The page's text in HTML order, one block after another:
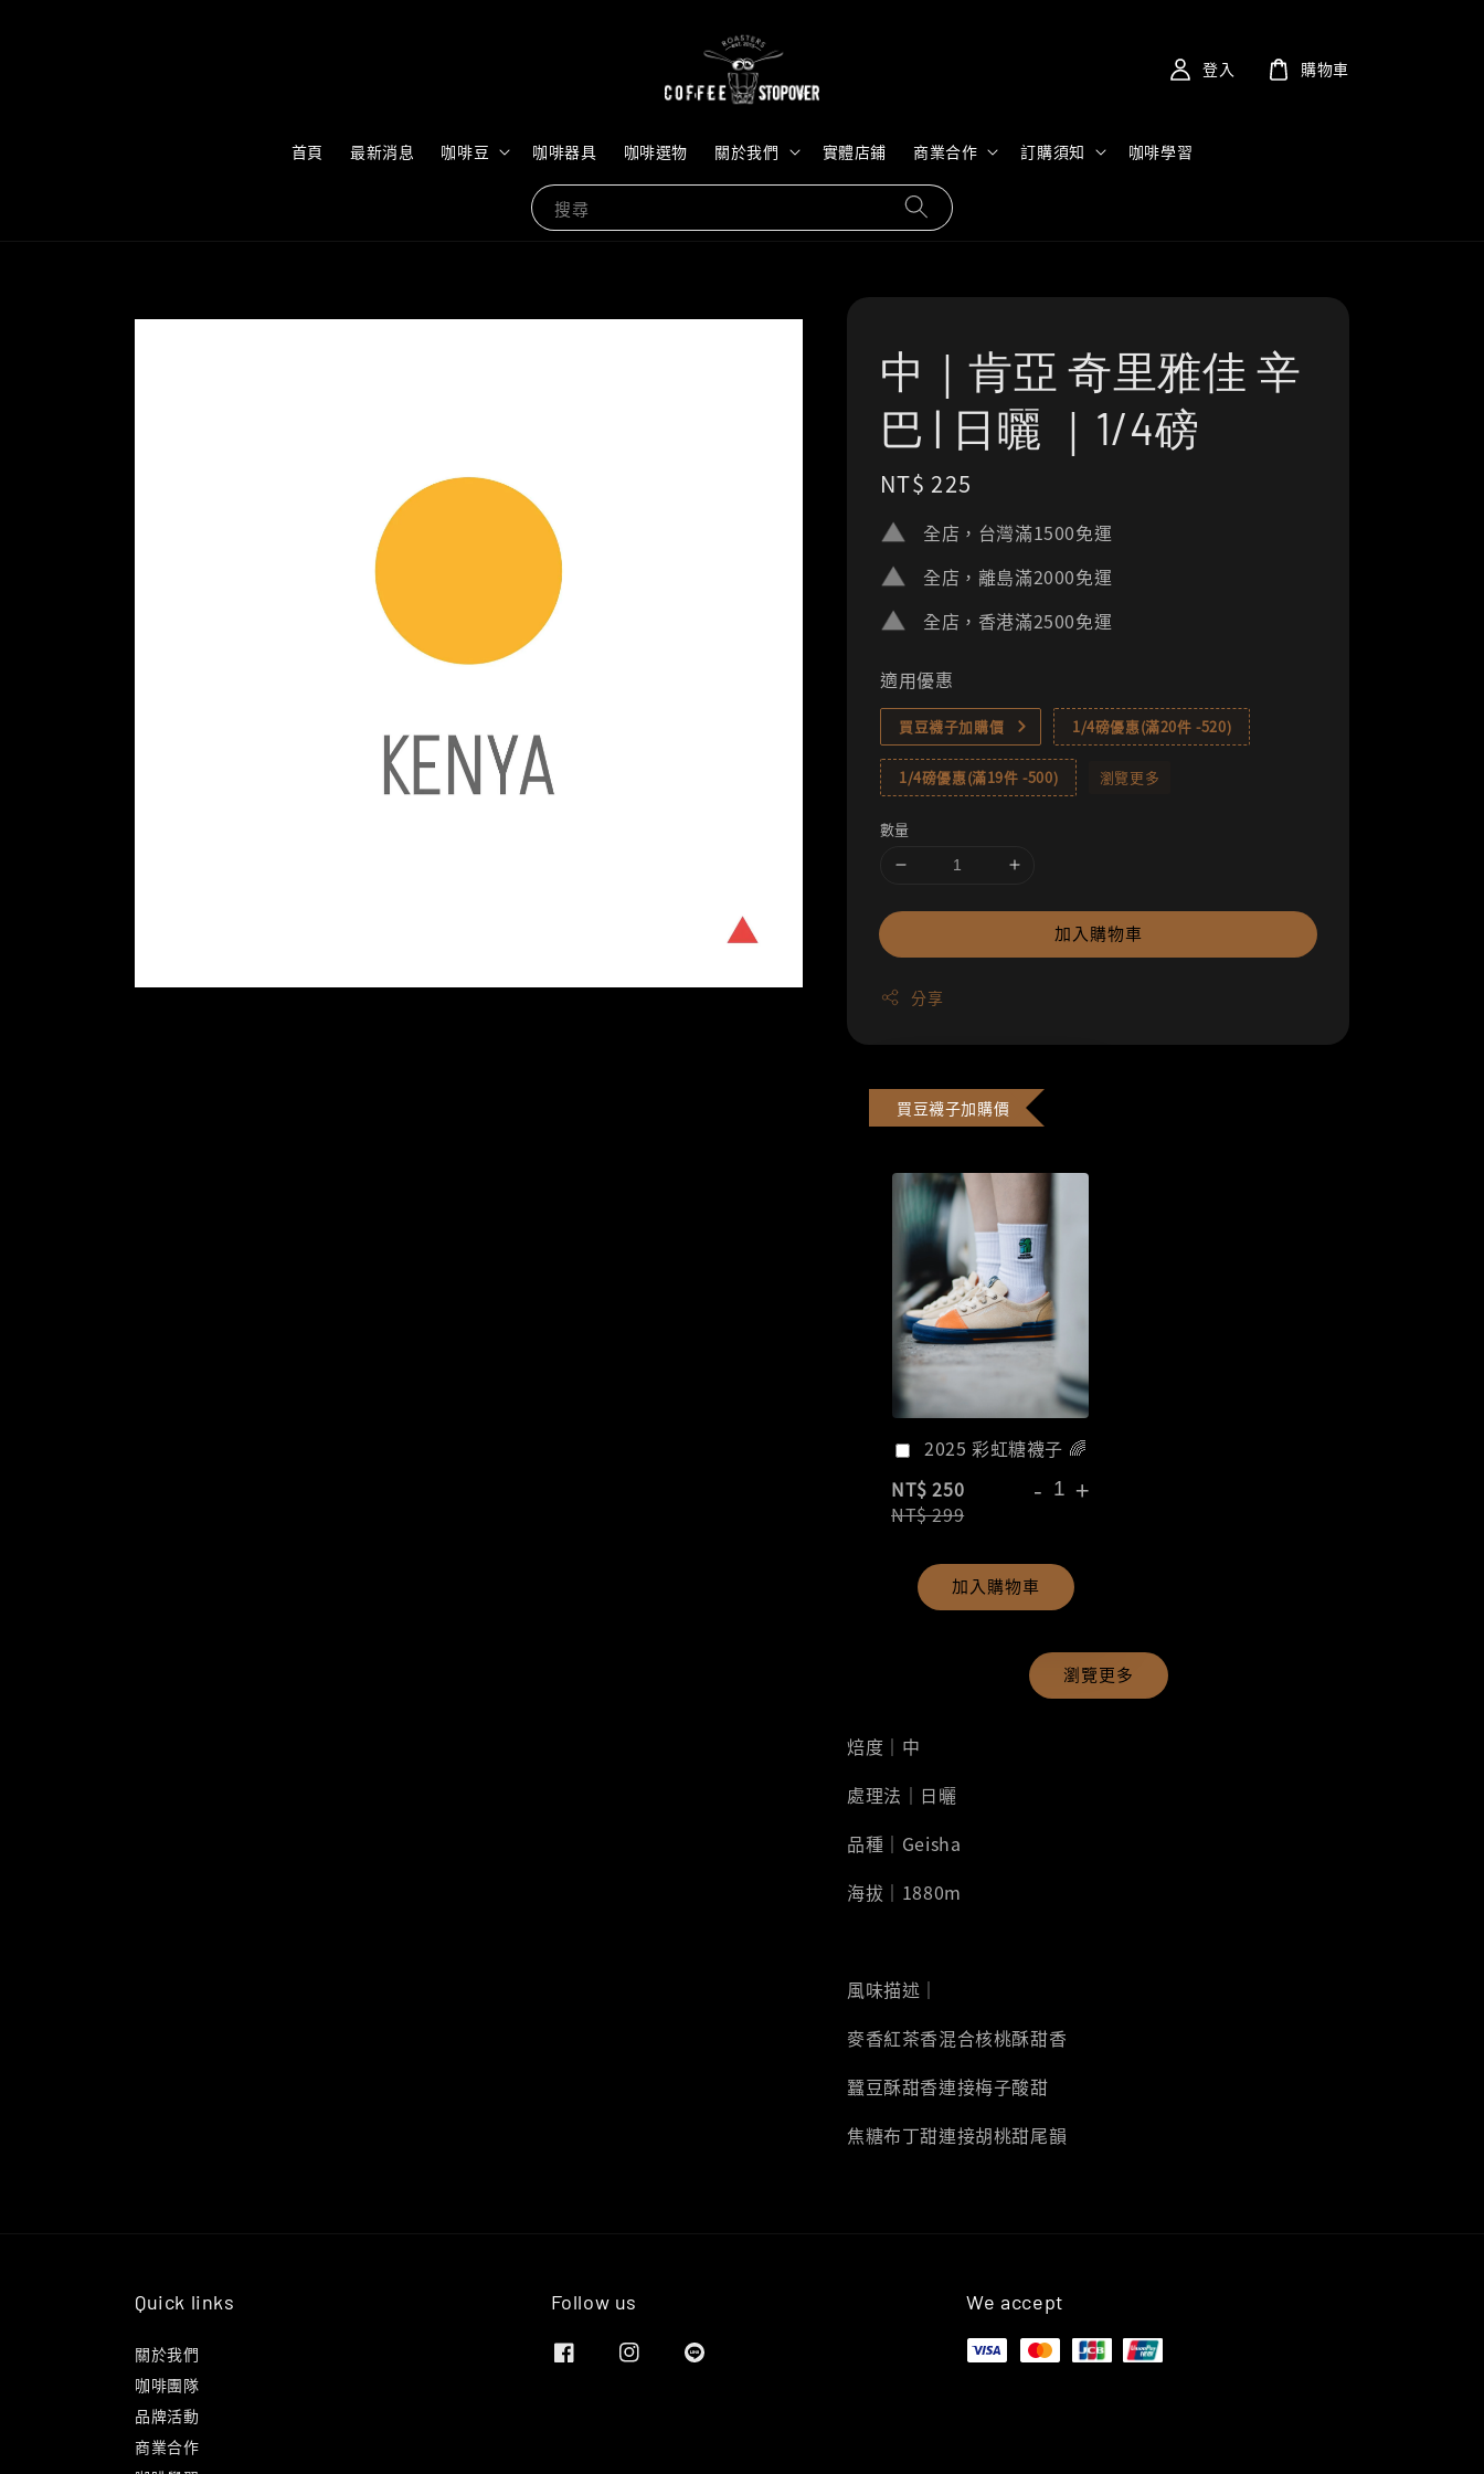
搜尋
首頁 最新消息 咖啡豆 咖啡器具 咖啡選物 關於我們 實體店鋪 商業合作 訂購須知 咖啡學習
登入 購物車
中｜肯亞 奇里雅佳 辛
巴 | 日曬 ｜1/4磅
Regular
price
NT$ 225
全店，台灣滿1500免運
全店，離島滿2000免運
全店，香港滿2500免運
適用優惠
買豆襪子加購價 1/4磅優惠(滿20件 -520)
1/4磅優惠(滿19件 -500) 瀏覽更多
數量
加入購物車
分享
買豆襪子加購價
2025 彩虹糖襪子 🌈
NT$ 250
NT$ 299
- +
加入購物車
瀏覽更多
焙度｜中
處理法｜日曬
品種｜Geisha
海拔｜1880m
風味描述｜
麥香紅茶香混合核桃酥甜香
蠶豆酥甜香連接梅子酸甜
焦糖布丁甜連接胡桃甜尾韻
Quick links
關於我們
咖啡團隊
品牌活動
商業合作
Follow us We accept